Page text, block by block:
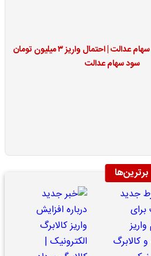
غافلگیری دارندگان سهام عدالت | احتمال واریز ۳ میلیون تومان
سود سهام عدالت
برترین‌ها